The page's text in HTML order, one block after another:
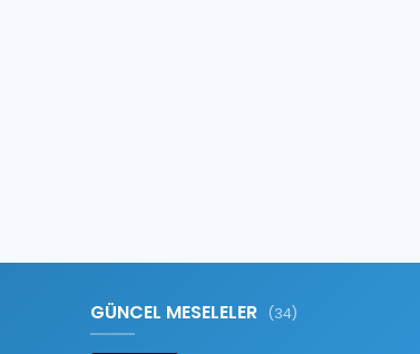
GÜNCEL MESELELER (34)